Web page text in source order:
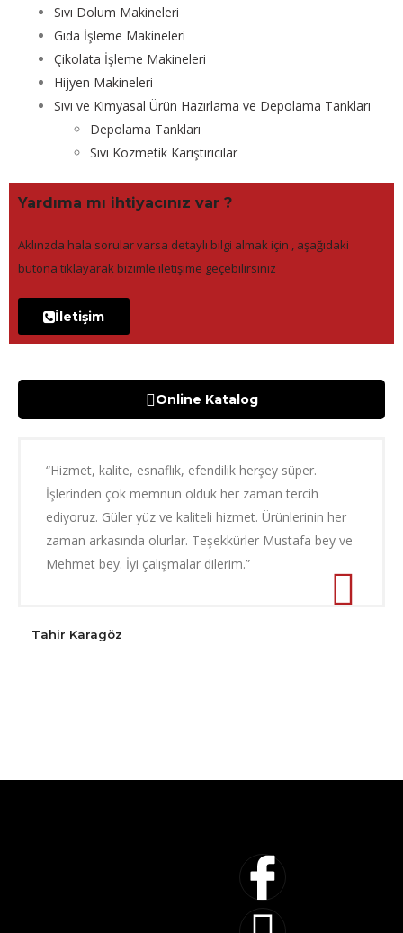
Sıvı Dolum Makineleri
Gıda İşleme Makineleri
Çikolata İşleme Makineleri
Hijyen Makineleri
Sıvı ve Kimyasal Ürün Hazırlama ve Depolama Tankları
Depolama Tankları
Sıvı Kozmetik Karıştırıcılar
Yardıma mı ihtiyacınız var ?
Aklınzda hala sorular varsa detaylı bilgi almak için , aşağıdaki
butona tıklayarak bizimle iletişime geçebilirsiniz
İletişim
Online Katalog
“Hizmet, kalite, esnaflık, efendilik herşey süper.
İşlerinden çok memnun olduk her zaman tercih
ediyoruz. Güler yüz ve kaliteli hizmet. Ürünlerinin her
zaman arkasında olurlar. Teşekkürler Mustafa bey ve
Mehmet bey. İyi çalışmalar dilerim.”
Tahir Karagöz